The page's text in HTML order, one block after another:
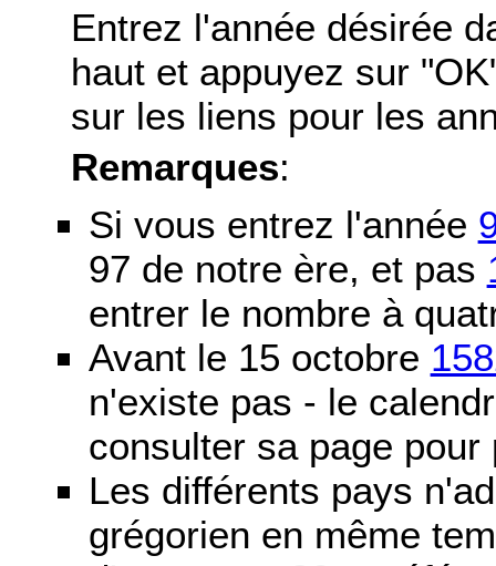
Entrez l'année désirée
haut et appuyez sur
sur les liens pour les
Remarques:
Si vous entrez l'année
97 de notre ère, et pas
entrer le nombre à
Avant le 15 octobre
n'existe pas - le
consulter sa page pour
Les différents pays
grégorien en même